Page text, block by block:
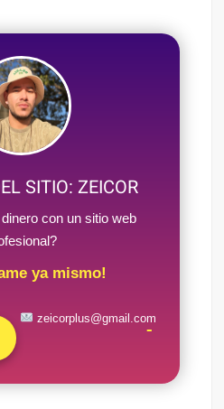
SITIO: ZEICOR
con un sitio web
ya mismo!
zeicorplus@gmail.com